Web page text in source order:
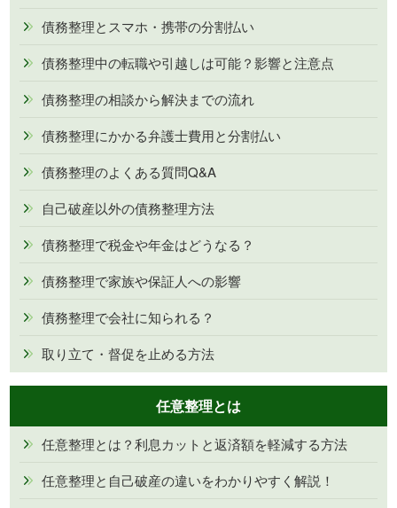
債務整理とスマホ・携帯の分割払い
債務整理中の転職や引越しは可能？影響と注意点
債務整理の相談から解決までの流れ
債務整理にかかる弁護士費用と分割払い
債務整理のよくある質問Q&A
自己破産以外の債務整理方法
債務整理で税金や年金はどうなる？
債務整理で家族や保証人への影響
債務整理で会社に知られる？
取り立て・督促を止める方法
任意整理とは
任意整理とは？利息カットと返済額を軽減する方法
任意整理と自己破産の違いをわかりやすく解説！